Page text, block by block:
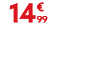
14,99 €